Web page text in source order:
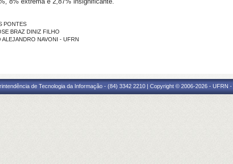
PONTES
BRAZ DINIZ FILHO
NAVONI - UFRN
de Tecnologia da Informação - (84) 3342 2210 | Copyright © 2006-2026 - UFRN